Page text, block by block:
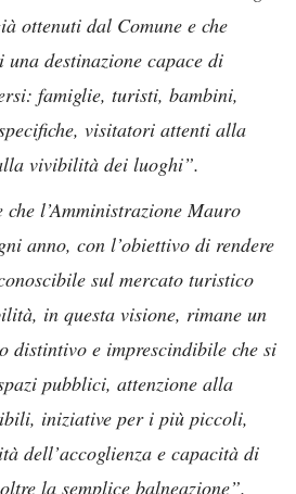
ottenuti dal Comune e che
destinazione capace di
famiglie, turisti, bambini,
visitatori attenti alla
vivibilità dei luoghi”.
che l’Amministrazione Mauro
anno, con l’obiettivo di rendere
sul mercato turistico
in questa visione, rimane un
distintivo e imprescindibile che si
pubblici, attenzione alla
iniziative per i più piccoli,
dell’accoglienza e capacità di
la semplice balneazione”.